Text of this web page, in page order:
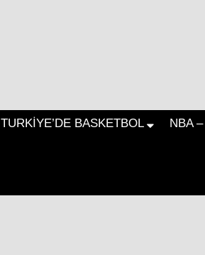
TURKIYE’DE BASKETBOL NBA